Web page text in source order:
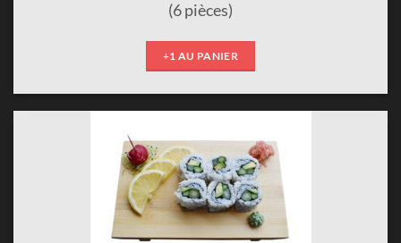
(6 pièces)
+1 AU PANIER